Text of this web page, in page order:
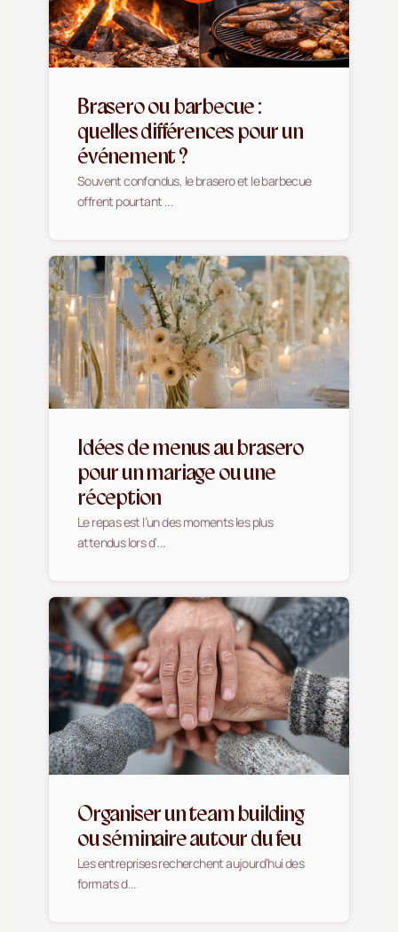
Brasero ou barbecue :
quelles différences pour un
événement ?
Souvent confondus, le brasero et le barbecue
offrent pourtant ...
Idées de menus au brasero
pour un mariage ou une
réception
Le repas est l’un des moments les plus
attendus lors d’...
Organiser un team building
ou séminaire autour du feu
Les entreprises recherchent aujourd’hui des
formats d...